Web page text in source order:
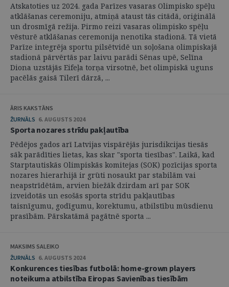
Atskatoties uz 2024. gada Parīzes vasaras Olimpisko spēļu
atklāšanas ceremoniju, atmiņā ataust tās citādā, oriģinālā
un drosmīgā režija. Pirmo reizi vasaras olimpisko spēļu
vēsturē atklāšanas ceremonija nenotika stadionā. Tā vietā
Parīze integrēja sportu pilsētvidē un soļošana olimpiskajā
stadionā pārvērtās par laivu parādi Sēnas upē, Selīna
Diona uzstājās Eifeļa torņa virsotnē, bet olimpiskā uguns
pacēlās gaisā Tilerī dārzā, ...
ĀRIS KAKSTĀNS
ŽURNĀLS 6. AUGUSTS 2024
Sporta nozares strīdu pakļautība
Pēdējos gados arī Latvijas vispārējās jurisdikcijas tiesās
sāk parādīties lietas, kas skar "sporta tiesības". Laikā, kad
Starptautiskās Olimpiskās komitejas (SOK) pozīcijas sporta
nozares hierarhijā ir grūti nosaukt par stabilām vai
neapstrīdētām, arvien biežāk dzirdam arī par SOK
izveidotās un esošās sporta strīdu pakļautības
taisnīgumu, godīgumu, korektumu, atbilstību mūsdienu
prasībām. Pārskatāmā pagātnē sporta ...
MAKSIMS SALEIKO
ŽURNĀLS 6. AUGUSTS 2024
Konkurences tiesības futbolā: home-grown players
noteikuma atbilstība Eiropas Savienības tiesībām